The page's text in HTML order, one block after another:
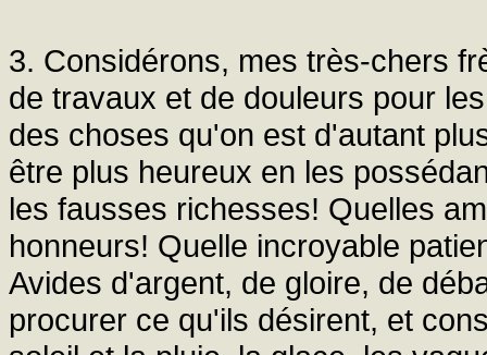
3. Considérons, mes très-chers
de travaux et de douleurs pour
des choses qu'on est d'autant
être plus heureux en les
les fausses richesses! Quelles
honneurs! Quelle incroyable
Avides d'argent, de gloire, de
procurer ce qu'ils désirent, et